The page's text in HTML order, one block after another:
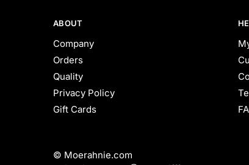
ABOUT
Company
Orders
Quality
Privacy Policy
Gift Cards
© Moerahnie.com